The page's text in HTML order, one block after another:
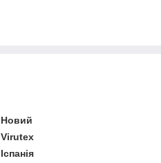
Новий
Virutex
Іспанія